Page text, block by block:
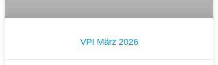
VPI März 2026